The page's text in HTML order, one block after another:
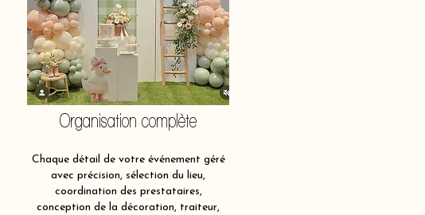
Organisation complète
Chaque détail de votre événement géré
avec précision, sélection du lieu,
coordination des prestataires,
conception de la décoration, traiteur,